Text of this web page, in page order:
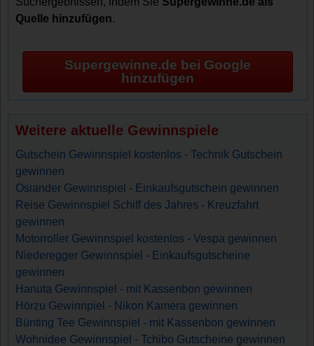
Quelle hinzufügen.
Supergewinne.de bei Google
hinzufügen
Weitere aktuelle Gewinnspiele
Gutschein Gewinnspiel kostenlos - Technik Gutschein
gewinnen
Osiander Gewinnspiel - Einkaufsgutschein gewinnen
Reise Gewinnspiel Schiff des Jahres - Kreuzfahrt
gewinnen
Motorroller Gewinnspiel kostenlos - Vespa gewinnen
Niederegger Gewinnspiel - Einkaufsgutscheine
gewinnen
Hanuta Gewinnspiel - mit Kassenbon gewinnen
Hörzu Gewinnpiel - Nikon Kamera gewinnen
Bünting Tee Gewinnspiel - mit Kassenbon gewinnen
Wohnidee Gewinnspiel - Tchibo Gutscheine gewinnen